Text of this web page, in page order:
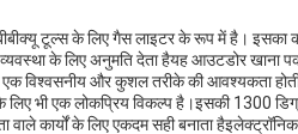
टूल्स के लिए गैस लाइटर के रूप में है। इसका
के लिए अनुमति देता हैयह आउटडोर खाना
विश्वसनीय और कुशल तरीके की आवश्यकता
भी एक लोकप्रिय विकल्प है।इसकी 1300
कार्यों के लिए एकदम सही बनाता